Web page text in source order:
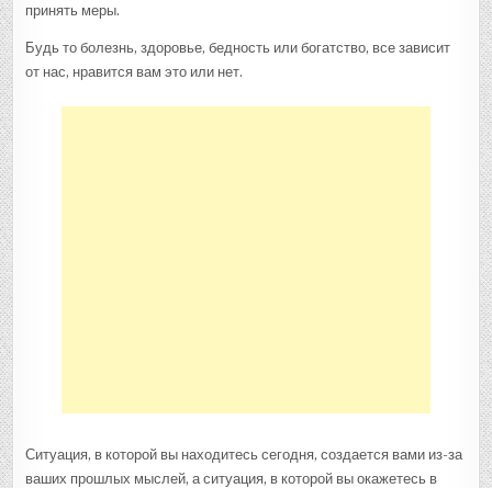
принять меры.
Будь то болезнь, здоровье, бедность или богатство, все зависит
от нас, нравится вам это или нет.
Ситуация, в которой вы находитесь сегодня, создается вами из-за
ваших прошлых мыслей, а ситуация, в которой вы окажетесь в